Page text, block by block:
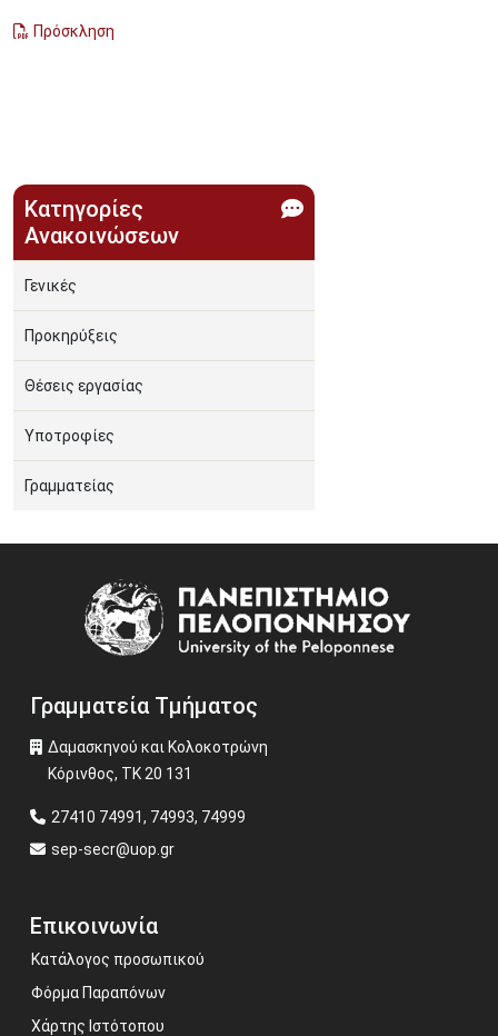
Πρόσκληση
Κατηγορίες
Ανακοινώσεων
Γενικές
Προκηρύξεις
Θέσεις εργασίας
Υποτροφίες
Γραμματείας
Γραμματεία Τμήματος
Δαμασκηνού και Κολοκοτρώνη
Κόρινθος, ΤΚ 20 131
27410 74991, 74993, 74999
sep-secr@uop.gr
Επικοινωνία
Κατάλογος προσωπικού
Φόρμα Παραπόνων
Χάρτης Ιστότοπου